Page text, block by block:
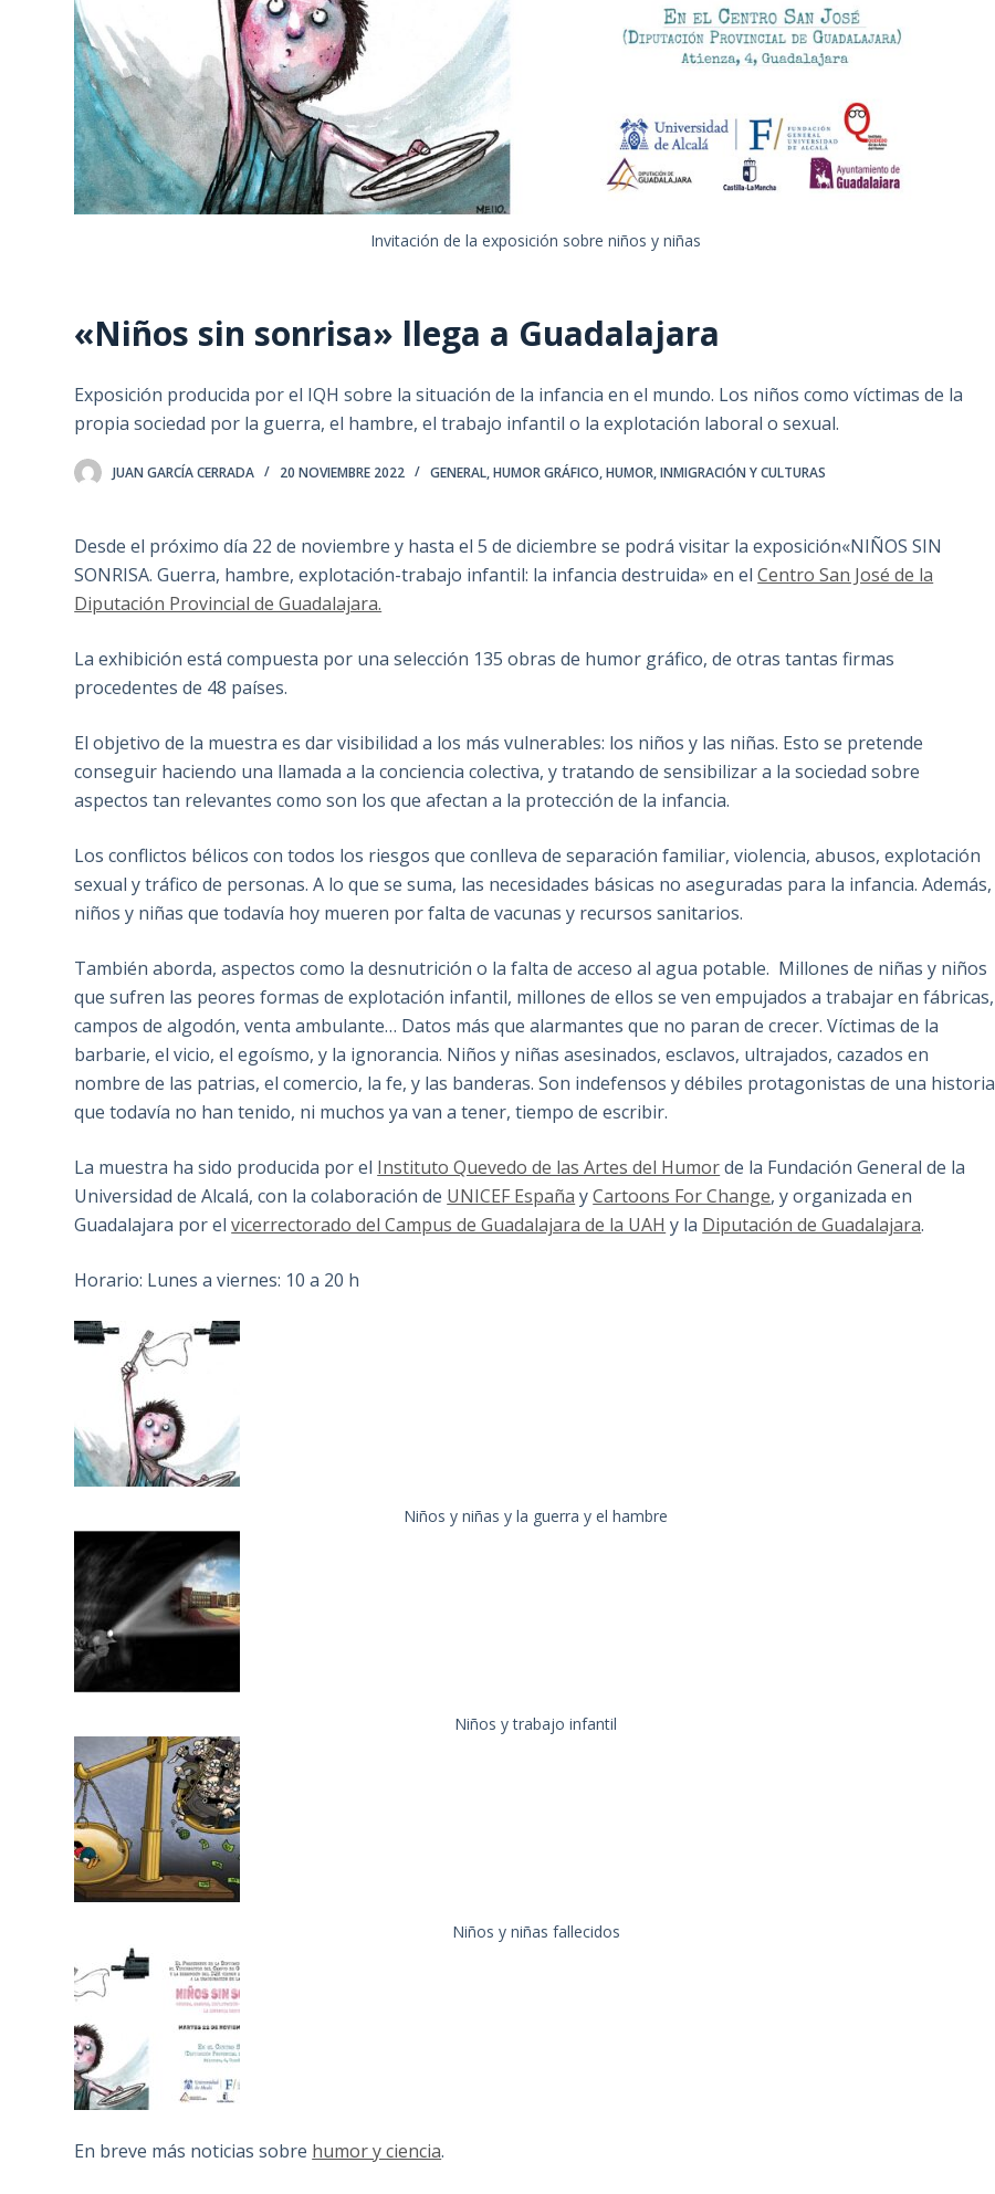
Invitación de la exposición sobre niños y niñas
«Niños sin sonrisa» llega a Guadalajara
Exposición producida por el IQH sobre la situación de la infancia en el mundo. Los niños como víctimas de la
propia sociedad por la guerra, el hambre, el trabajo infantil o la explotación laboral o sexual.
JUAN GARCÍA CERRADA 20 NOVIEMBRE 2022 GENERAL,HUMOR GRÁFICO,HUMOR, INMIGRACIÓN Y CULTURAS
Desde el próximo día 22 de noviembre y hasta el 5 de diciembre se podrá visitar la exposición«NIÑOS SIN
SONRISA. Guerra, hambre, explotación-trabajo infantil: la infancia destruida» en elCentro San José de la
Diputación Provincial de Guadalajara.
La exhibición está compuesta por una selección 135 obras de humor gráfico, de otras tantas firmas
procedentes de 48 países.
El objetivo de la muestra es dar visibilidad a los más vulnerables: los niños y las niñas. Esto se pretende
conseguir haciendo una llamada a la conciencia colectiva, y tratando de sensibilizar a la sociedad sobre
aspectos tan relevantes como son los que afectan a la protección de la infancia.
Los conflictos bélicos con todos los riesgos que conlleva de separación familiar, violencia, abusos, explotación
sexual y tráfico de personas. A lo que se suma, las necesidades básicas no aseguradas para la infancia. Además,
niños y niñas que todavía hoy mueren por falta de vacunas y recursos sanitarios.
También aborda, aspectos como la desnutrición o la falta de acceso al agua potable. Millones de niñas y niños
que sufren las peores formas de explotación infantil, millones de ellos se ven empujados a trabajar en fábricas,
campos de algodón, venta ambulante… Datos más que alarmantes que no paran de crecer. Víctimas de la
barbarie, el vicio, el egoísmo, y la ignorancia. Niños y niñas asesinados, esclavos, ultrajados, cazados en
nombre de las patrias, el comercio, la fe, y las banderas. Son indefensos y débiles protagonistas de una historia
que todavía no han tenido, ni muchos ya van a tener, tiempo de escribir.
La muestra ha sido producida por el Instituto Quevedo de las Artes del Humorde la Fundación General de la
Universidad de Alcalá, con la colaboración de UNICEF España yCartoons For Change, y organizada en
Guadalajara por elvicerrectorado del Campus de Guadalajara de la UAH y la Diputación de Guadalajara.
Horario: Lunes a viernes: 10 a 20 h
Niños y niñas y la guerra y el hambre
Niños y trabajo infantil
Niños y niñas fallecidos
En breve más noticias sobre humor y ciencia.